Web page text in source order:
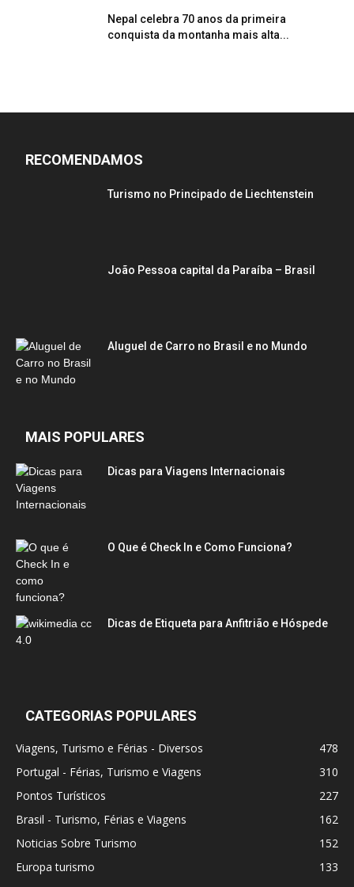
Nepal celebra 70 anos da primeira
conquista da montanha mais alta...
RECOMENDAMOS
Turismo no Principado de Liechtenstein
João Pessoa capital da Paraíba – Brasil
Aluguel de Carro no Brasil e no Mundo
MAIS POPULARES
Dicas para Viagens Internacionais
O Que é Check In e Como Funciona?
Dicas de Etiqueta para Anfitrião e Hóspede
CATEGORIAS POPULARES
Viagens, Turismo e Férias - Diversos
478
Portugal - Férias, Turismo e Viagens
310
Pontos Turísticos
227
Brasil - Turismo, Férias e Viagens
162
Noticias Sobre Turismo
152
Europa turismo
133